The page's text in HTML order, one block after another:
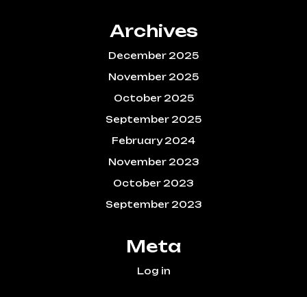
Archives
December 2025
November 2025
October 2025
September 2025
February 2024
November 2023
October 2023
September 2023
Meta
Log in